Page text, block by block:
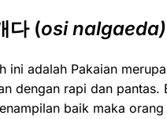
다 (osi nalgaeda)
ini adalah Pakaian
dengan rapi dan
baik maka